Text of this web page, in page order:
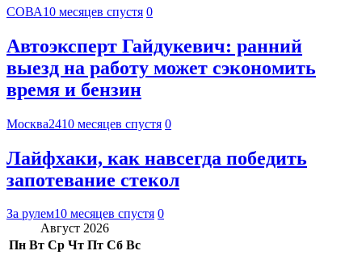
СОВА10 месяцев спустя 0
Автоэксперт Гайдукевич: ранний
выезд на работу может сэкономить
время и бензин
Москва2410 месяцев спустя 0
Лайфхаки, как навсегда победить
запотевание стекол
За рулем10 месяцев спустя 0
Август 2026
Пн Вт Ср Чт Пт Сб Вс